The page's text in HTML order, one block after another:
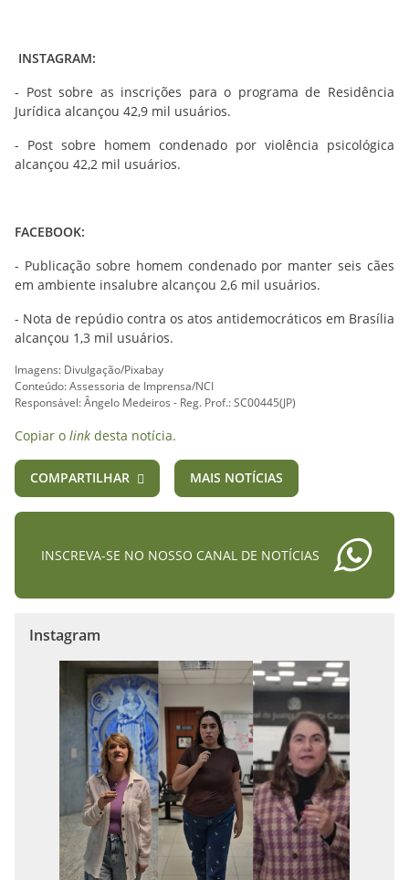
INSTAGRAM:
- Post sobre as inscrições para o programa de Residência
Jurídica alcançou 42,9 mil usuários.
- Post sobre homem condenado por violência psicológica
alcançou 42,2 mil usuários.
FACEBOOK:
- Publicação sobre homem condenado por manter seis cães
em ambiente insalubre alcançou 2,6 mil usuários.
- Nota de repúdio contra os atos antidemocráticos em Brasília
alcançou 1,3 mil usuários.
Imagens: Divulgação/Pixabay
Conteúdo: Assessoria de Imprensa/NCI
Responsável: Ângelo Medeiros - Reg. Prof.: SC00445(JP)
Copiar o link desta notícia.
COMPARTILHAR MAIS NOTÍCIAS
INSCREVA-SE NO NOSSO CANAL DE NOTÍCIAS
Instagram